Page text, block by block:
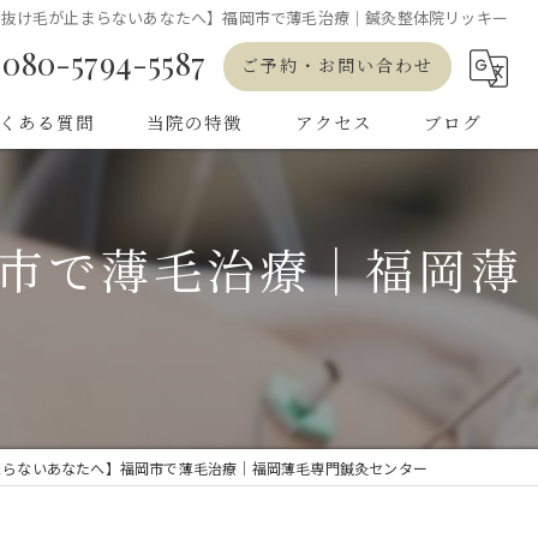
け毛が止まらないあなたへ】福岡市で薄毛治療｜鍼灸整体院リッキー
080-5794-5587 ご予約・お問い合わせ
ある質問 当院の特徴
育毛
アクセス ブログ
で薄毛治療｜福岡薄
ないあなたへ】福岡市で薄毛治療｜福岡薄毛専門鍼灸センター